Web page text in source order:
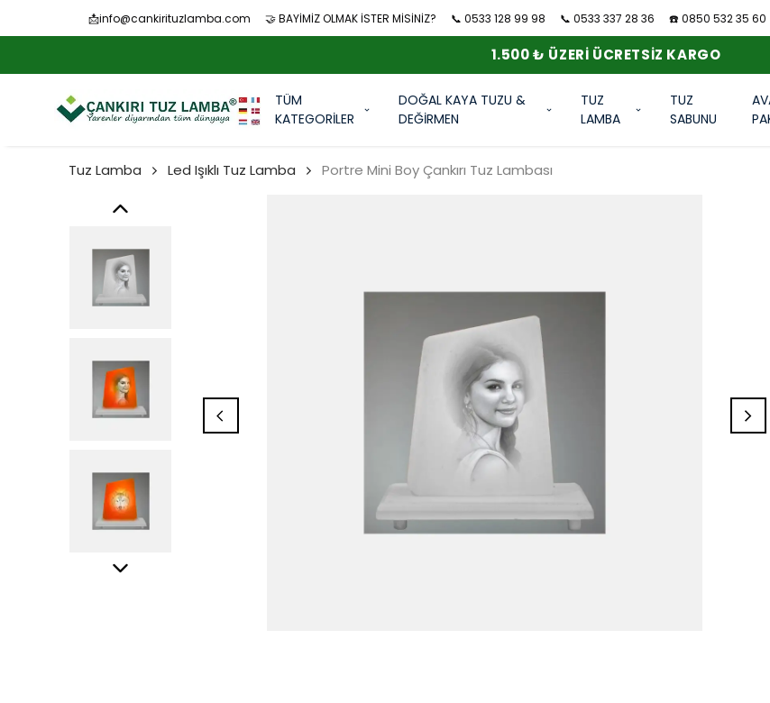
📩info@cankirituzlamba.com 🤝 BAYİMİZ OLMAK İSTER MİSİNİZ? 📞 0533 128 99 98 📞 0533 337 28 36 ☎️ 0850 532 35 60
1.500 ₺ ÜZERI ÜCRETSIZ KARGO
TÜM
KATEGORİLER
DOĞAL KAYA TUZU &
DEĞİRMEN
TUZ
LAMBA
TUZ
SABUNU
Tuz Lamba Led Işıklı Tuz Lamba Portre Mini Boy Çankırı Tuz Lambası